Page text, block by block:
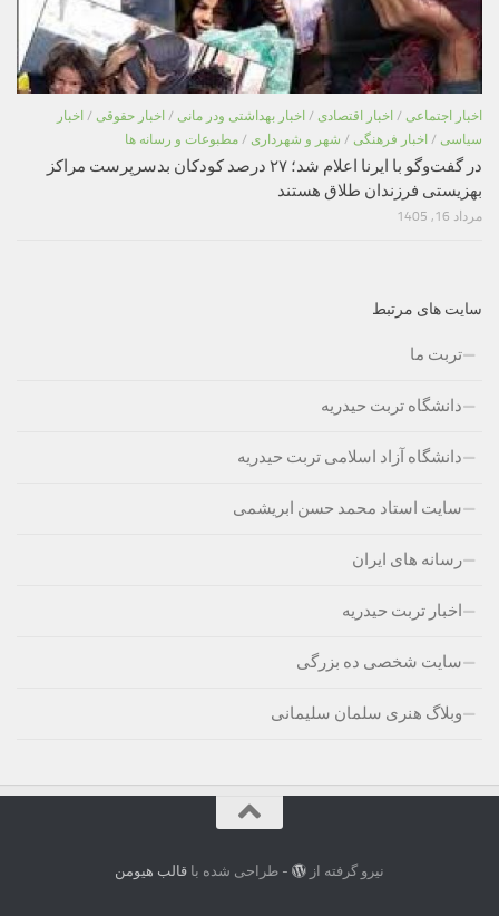
اخبار اجتماعی / اخبار اقتصادی / اخبار بهداشتی ودر مانی / اخبار حقوقی / اخبار
سیاسی / اخبار فرهنگی / شهر و شهرداری / مطبوعات و رسانه ها
در گفت‌وگو با ایرنا اعلام شد؛ ۲۷ درصد کودکان بدسرپرست مراکز
بهزیستی فرزندان طلاق هستند
مرداد 16, 1405
سایت های مرتبط
تربت ما
دانشگاه تربت حیدریه
دانشگاه آزاد اسلامی تربت حیدریه
سایت استاد محمد حسن ابریشمی
رسانه های ایران
اخبار تربت حیدریه
سایت شخصی ده بزرگی
وبلاگ هنری سلمان سلیمانی
نیرو گرفته از - طراحی شده باقالب هیومن